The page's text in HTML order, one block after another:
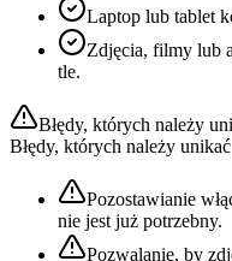
Laptop lub tablet
Zdjęcia, filmy lub
tle.
Błędy, których należy
Błędy, których należy unikać
Pozostawianie
nie jest już potrzebny.
Pozwalanie, by